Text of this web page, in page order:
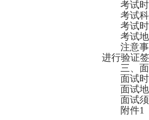
考试时
考试
考试时
考试
注意
进行验证
三、
面试时
面试
面试
附件1